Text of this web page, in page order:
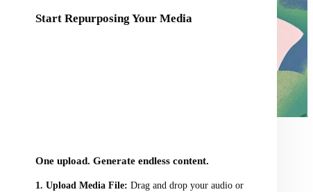
Start Repurposing Your Media
One upload. Generate endless content.
Upload Media File: Drag and drop your audio or